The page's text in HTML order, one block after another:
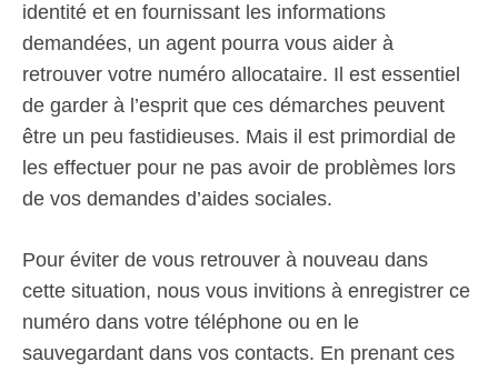
identité et en fournissant les informations
demandées, un agent pourra vous aider à
retrouver votre numéro allocataire. Il est essentiel
de garder à l’esprit que ces démarches peuvent
être un peu fastidieuses. Mais il est primordial de
les effectuer pour ne pas avoir de problèmes lors
de vos demandes d’aides sociales.
Pour éviter de vous retrouver à nouveau dans
cette situation, nous vous invitions à enregistrer ce
numéro dans votre téléphone ou en le
sauvegardant dans vos contacts. En prenant ces